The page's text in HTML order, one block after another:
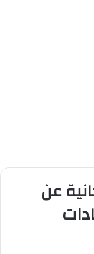
توفر 19 مجانية عن